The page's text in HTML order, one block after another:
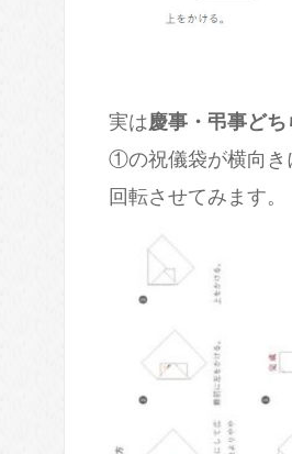
実は慶事・弔事ど
①の祝儀袋が横向き
回転させてみます。